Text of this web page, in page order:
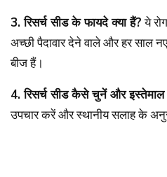
3. रिसर्च सीड के फायदे क्या हैं?ये
अच्छी पैदावार देने वाले और हर साल
बीज हैं।
4. रिसर्च सीड कैसे चुनें और
उपचार करें और स्थानीय सलाह के